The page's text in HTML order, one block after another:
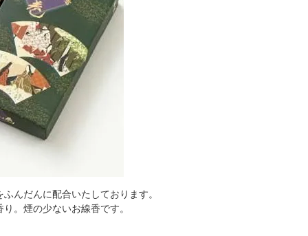
んだんに配合いたしております。
。煙の少ないお線香です。